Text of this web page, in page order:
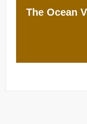
The Ocean